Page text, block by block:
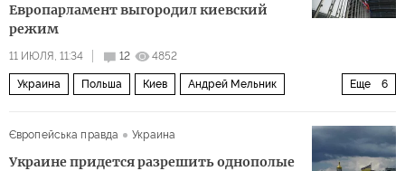
Европарламент выгородил киевский
режим
11 ИЮЛЯ, 11:34 12 4852
Еще 6
Украина Польша Киев Андрей Мельник
Європейська правда Украина
Украине придется разрешить однополые